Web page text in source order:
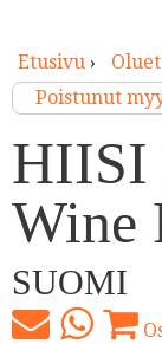
Etusivu› Oluet
Poistunut
HIISI
Wine
SUOMI